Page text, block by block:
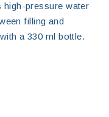
high-pressure water
filling and
a 330 ml bottle.